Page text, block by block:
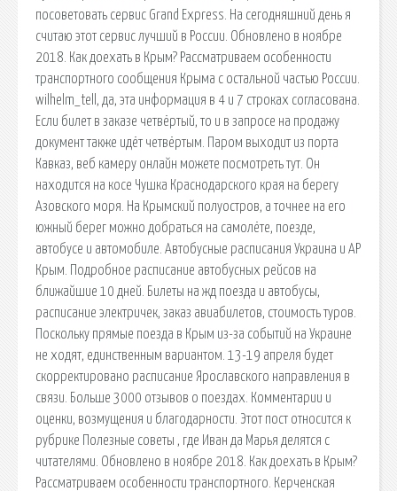
посоветовать сервис Grand Express. На сегодняшний день я
считаю этот сервис лучший в России. Обновлено в ноябре
2018. Как доехать в Крым? Рассматриваем особенности
транспортного сообщения Крыма с остальной частью России.
wilhelm_tell, да, эта информация в 4 и 7 строках согласована.
Если билет в заказе четвёртый, то и в запросе на продажу
документ также идёт четвёртым. Паром выходит из порта
Кавказ, веб камеру онлайн можете посмотреть тут. Он
находится на косе Чушка Краснодарского края на берегу
Азовского моря. На Крымский полуостров, а точнее на его
южный берег можно добраться на самолёте, поезде,
автобусе и автомобиле. Автобусные расписания Украина и АР
Крым. Подробное расписание автобусных рейсов на
ближайшие 10 дней. Билеты на жд поезда и автобусы,
расписание электричек, заказ авиабилетов, стоимость туров.
Поскольку прямые поезда в Крым из-за событий на Украине
не ходят, единственным вариантом. 13-19 апреля будет
скорректировано расписание Ярославского направления в
связи. Больше 3000 отзывов о поездах. Комментарии и
оценки, возмущения и благодарности. Этот пост относится к
рубрике Полезные советы , где Иван да Марья делятся с
читателями. Обновлено в ноябре 2018. Как доехать в Крым?
Рассматриваем особенности транспортного. Керченская